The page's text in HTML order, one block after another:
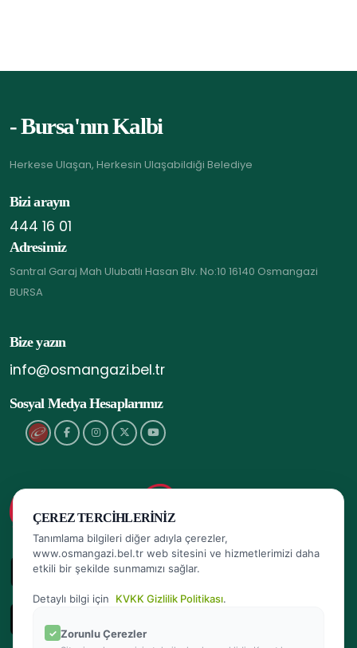
- Bursa'nın Kalbi
Herkese Ulaşan, Herkesin Ulaşabildiği Belediye
Bizi arayın
444 16 01
Adresimiz
Santral Garaj Mah Ulubatlı Hasan Blv. No:10 16140 Osmangazi
BURSA
Bize yazın
info@osmangazi.bel.tr
Sosyal Medya Hesaplarımız
ÇEREZ TERCIHLERINIZ
Tanımlama bilgileri diğer adıyla çerezler,
www.osmangazi.bel.tr web sitesini ve hizmetlerimizi daha
etkili bir şekilde sunmamızı sağlar.
Detaylı bilgi için KVKK Gizlilik Politikası.
Zorunlu Çerezler